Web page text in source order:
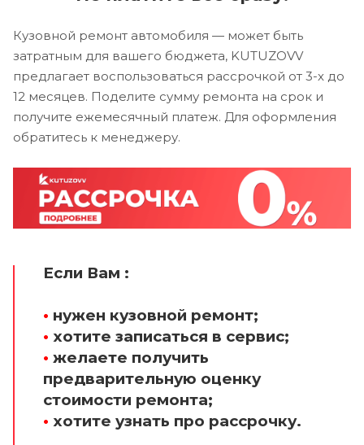
Кузовной ремонт автомобиля — может быть
затратным для вашего бюджета, KUTUZOVV
предлагает воспользоваться рассрочкой от 3-х до
12 месяцев. Поделите сумму ремонта на срок и
получите ежемесячный платеж. Для оформления
обратитесь к менеджеру.
Если Вам :
• нужен кузовной ремонт;
• хотите записаться в сервис;
• желаете получить
предварительную оценку
стоимости ремонта;
• хотите узнать про рассрочку.